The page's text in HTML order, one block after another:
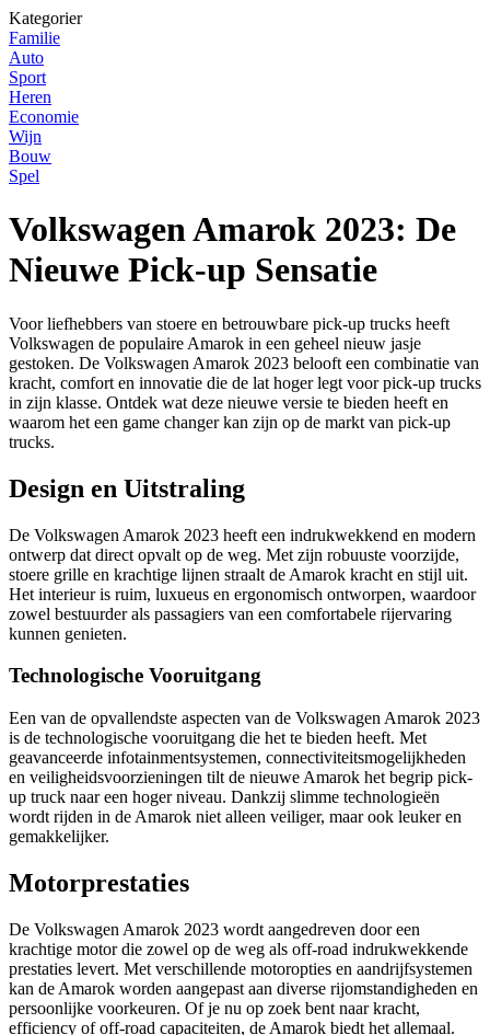
Kategorier
Familie
Auto
Sport
Heren
Economie
Wijn
Bouw
Spel
Volkswagen Amarok 2023: De
Nieuwe Pick-up Sensatie
Voor liefhebbers van stoere en betrouwbare pick-up trucks heeft
Volkswagen de populaire Amarok in een geheel nieuw jasje
gestoken. De Volkswagen Amarok 2023 belooft een combinatie van
kracht, comfort en innovatie die de lat hoger legt voor pick-up trucks
in zijn klasse. Ontdek wat deze nieuwe versie te bieden heeft en
waarom het een game changer kan zijn op de markt van pick-up
trucks.
Design en Uitstraling
De Volkswagen Amarok 2023 heeft een indrukwekkend en modern
ontwerp dat direct opvalt op de weg. Met zijn robuuste voorzijde,
stoere grille en krachtige lijnen straalt de Amarok kracht en stijl uit.
Het interieur is ruim, luxueus en ergonomisch ontworpen, waardoor
zowel bestuurder als passagiers van een comfortabele rijervaring
kunnen genieten.
Technologische Vooruitgang
Een van de opvallendste aspecten van de Volkswagen Amarok 2023
is de technologische vooruitgang die het te bieden heeft. Met
geavanceerde infotainmentsystemen, connectiviteitsmogelijkheden
en veiligheidsvoorzieningen tilt de nieuwe Amarok het begrip pick-
up truck naar een hoger niveau. Dankzij slimme technologieën
wordt rijden in de Amarok niet alleen veiliger, maar ook leuker en
gemakkelijker.
Motorprestaties
De Volkswagen Amarok 2023 wordt aangedreven door een
krachtige motor die zowel op de weg als off-road indrukwekkende
prestaties levert. Met verschillende motoropties en aandrijfsystemen
kan de Amarok worden aangepast aan diverse rijomstandigheden en
persoonlijke voorkeuren. Of je nu op zoek bent naar kracht,
efficiency of off-road capaciteiten, de Amarok biedt het allemaal.